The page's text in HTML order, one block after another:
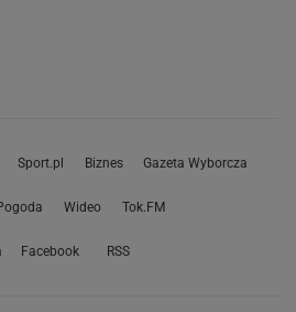
Sport.pl Biznes Gazeta Wyborcza
Wideo Tok.FM
Facebook RSS